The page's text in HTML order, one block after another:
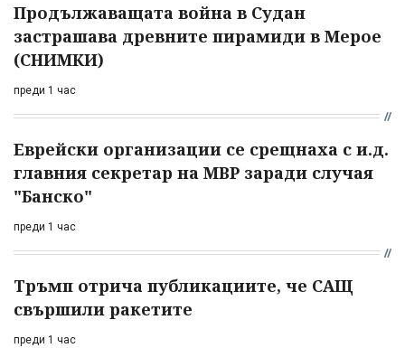
Продължаващата война в Судан
застрашава древните пирамиди в Мерое
(СНИМКИ)
преди 1 час
Еврейски организации се срещнаха с и.д.
главния секретар на МВР заради случая
"Банско"
преди 1 час
Тръмп отрича публикациите, че САЩ
свършили ракетите
преди 1 час